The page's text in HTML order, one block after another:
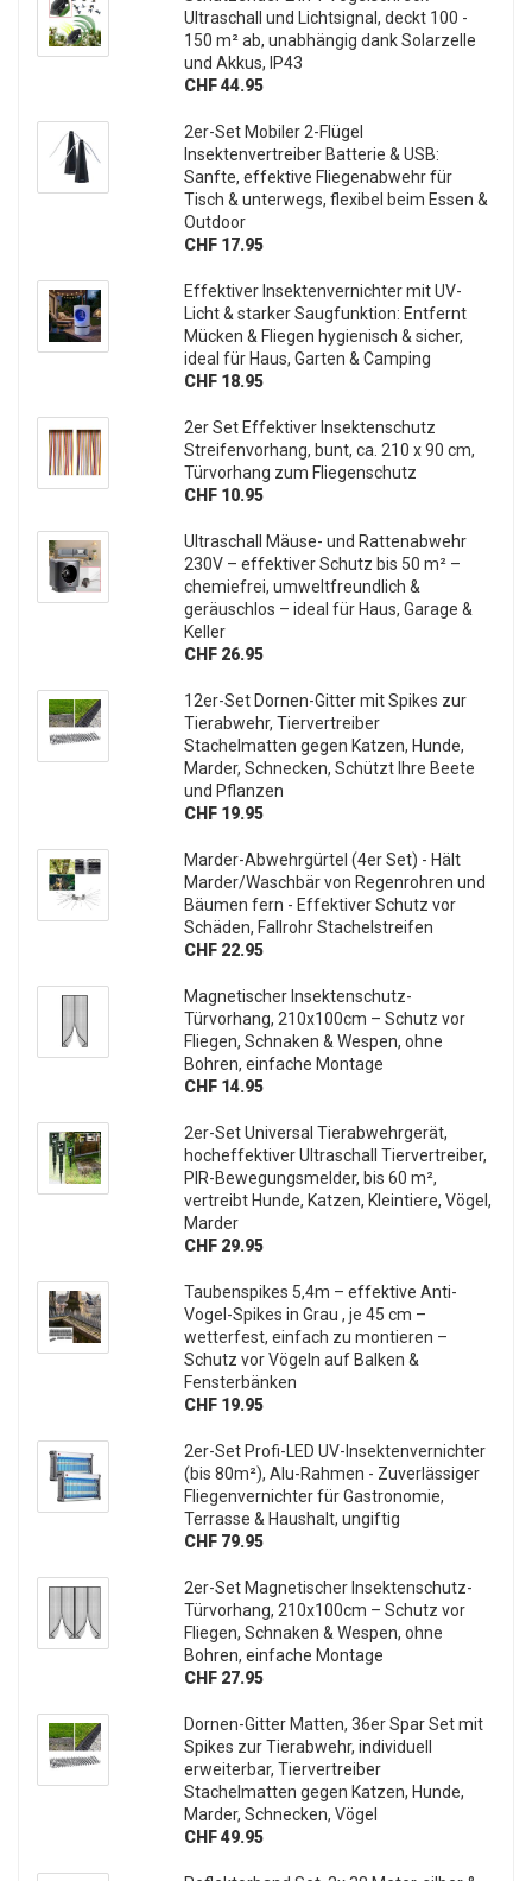
Ultraschall und Lichtsignal, deckt 100 -
150 m² ab, unabhängig dank Solarzelle
und Akkus, IP43
CHF 44.95
2er-Set Mobiler 2-Flügel
Insektenvertreiber Batterie & USB:
Sanfte, effektive Fliegenabwehr für
Tisch & unterwegs, flexibel beim Essen &
Outdoor
CHF 17.95
Effektiver Insektenvernichter mit UV-
Licht & starker Saugfunktion: Entfernt
Mücken & Fliegen hygienisch & sicher,
ideal für Haus, Garten & Camping
CHF 18.95
2er Set Effektiver Insektenschutz
Streifenvorhang, bunt, ca. 210 x 90 cm,
Türvorhang zum Fliegenschutz
CHF 10.95
Ultraschall Mäuse- und Rattenabwehr
230V – effektiver Schutz bis 50 m² –
chemiefrei, umweltfreundlich &
geräuschlos – ideal für Haus, Garage &
Keller
CHF 26.95
12er-Set Dornen-Gitter mit Spikes zur
Tierabwehr, Tiervertreiber
Stachelmatten gegen Katzen, Hunde,
Marder, Schnecken, Schützt Ihre Beete
und Pflanzen
CHF 19.95
Marder-Abwehrgürtel (4er Set) - Hält
Marder/Waschbär von Regenrohren und
Bäumen fern - Effektiver Schutz vor
Schäden, Fallrohr Stachelstreifen
CHF 22.95
Magnetischer Insektenschutz-
Türvorhang, 210x100cm – Schutz vor
Fliegen, Schnaken & Wespen, ohne
Bohren, einfache Montage
CHF 14.95
2er-Set Universal Tierabwehrgerät,
hocheffektiver Ultraschall Tiervertreiber,
PIR-Bewegungsmelder, bis 60 m²,
vertreibt Hunde, Katzen, Kleintiere, Vögel,
Marder
CHF 29.95
Taubenspikes 5,4m – effektive Anti-
Vogel-Spikes in Grau , je 45 cm –
wetterfest, einfach zu montieren –
Schutz vor Vögeln auf Balken &
Fensterbänken
CHF 19.95
2er-Set Profi-LED UV-Insektenvernichter
(bis 80m²), Alu-Rahmen - Zuverlässiger
Fliegenvernichter für Gastronomie,
Terrasse & Haushalt, ungiftig
CHF 79.95
2er-Set Magnetischer Insektenschutz-
Türvorhang, 210x100cm – Schutz vor
Fliegen, Schnaken & Wespen, ohne
Bohren, einfache Montage
CHF 27.95
Dornen-Gitter Matten, 36er Spar Set mit
Spikes zur Tierabwehr, individuell
erweiterbar, Tiervertreiber
Stachelmatten gegen Katzen, Hunde,
Marder, Schnecken, Vögel
CHF 49.95